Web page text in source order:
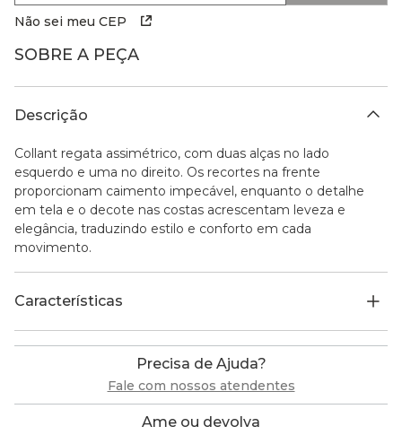
Não sei meu CEP
SOBRE A PEÇA
Descrição
Collant regata assimétrico, com duas alças no lado
esquerdo e uma no direito. Os recortes na frente
proporcionam caimento impecável, enquanto o detalhe
em tela e o decote nas costas acrescentam leveza e
elegância, traduzindo estilo e conforto em cada
movimento.
Características
Precisa de Ajuda?
Fale com nossos atendentes
Ame ou devolva